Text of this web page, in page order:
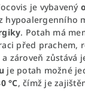
je vybavený
hypoalergenního
. Potah má
před prachem,
zároveň zůstává
je potah možné
°C, čímž je